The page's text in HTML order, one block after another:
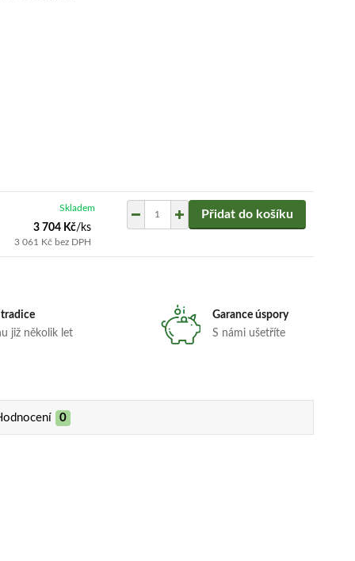
3 704 Kč/ks
3 061 Kč bez DPH
Skladem Přidat do košíku
již několik let
Garance úspory
S námi ušetříte
0